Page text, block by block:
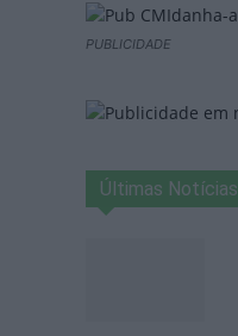
PUBLICIDADE
Últimas Notícias